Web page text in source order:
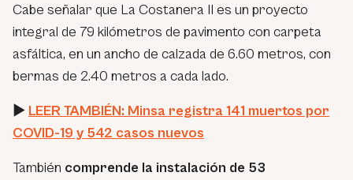
Cabe señalar que La Costanera II es un proyecto
integral de 79 kilómetros de pavimento con carpeta
asfáltica, en un ancho de calzada de 6.60 metros, con
bermas de 2.40 metros a cada lado.
► LEER TAMBIÉN: Minsa registra 141 muertos por
COVID-19 y 542 casos nuevos
También comprende la instalación de 53